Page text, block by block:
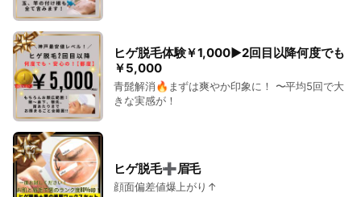
ヒゲ脱毛体験￥1,000▶︎2回目以降何度でも
￥5,000
青髭解消🔥まずは爽やか印象に！ 〜平均5回で大
きな実感が！
ヒゲ脱毛➕眉毛
顔面偏差値爆上がり↑